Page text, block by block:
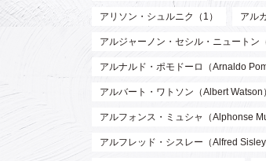
アリソン・シュルニク（1） アル
アルジャーノン・セシル・ニュートン
アルナルド・ポモドーロ（Arnaldo
アルバート・ワトソン（Albert Watson
アルフォンス・ミュシャ（Alphonse
アルフレッド・シスレー（Alfred Sisley